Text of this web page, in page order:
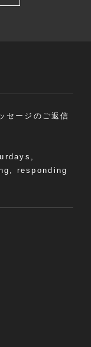
セージのご返信
responding